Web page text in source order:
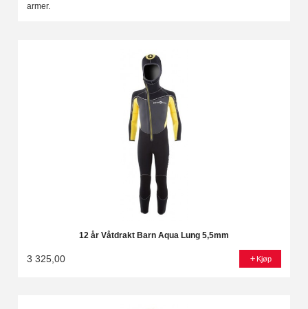
armer.
12 år Våtdrakt Barn Aqua Lung 5,5mm
3 325,00 Kjøp